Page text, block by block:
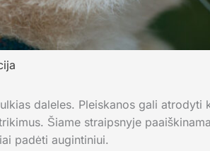
daleles. Pleiskanos gali atrodyti
Šiame straipsnyje
padėti augintiniui.